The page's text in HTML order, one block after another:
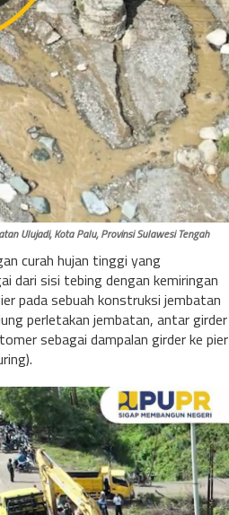
Ulujadi, Kota Palu, Provinsi Sulawesi Tengah
curah hujan tinggi yang
dari sisi tebing dengan kemiringan
pada sebuah konstruksi jembatan
perletakan jembatan, antar girder
sebagai dampalan girder ke pier